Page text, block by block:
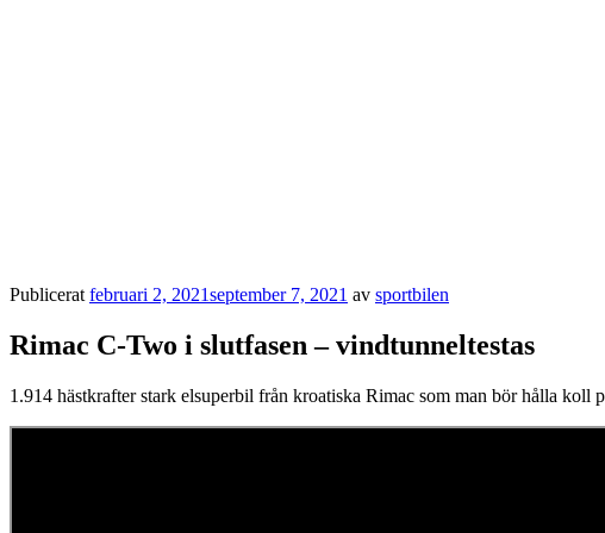
Publicerat februari 2, 2021september 7, 2021 av sportbilen
Rimac C-Two i slutfasen – vindtunneltestas
1.914 hästkrafter stark elsuperbil från kroatiska Rimac som man bör hålla